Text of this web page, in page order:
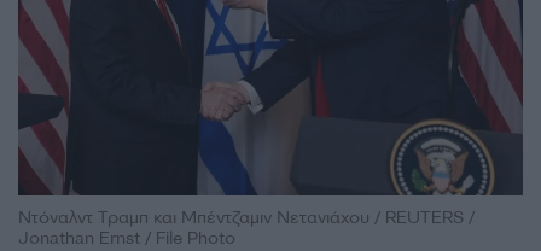
Ντόναλντ Τραμπ και Μπέντζαμιν Νετανιάχου / REUTERS /
Jonathan Ernst / File Photo